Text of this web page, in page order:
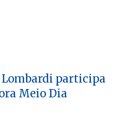
participa
Meio Dia